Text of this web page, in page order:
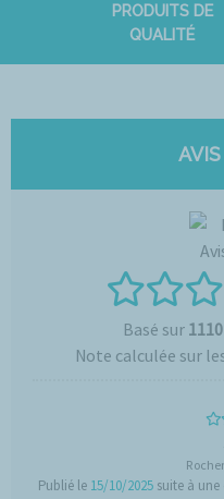
PRODUITS DE
QUALITÉ
Basé sur 1110
Note calculée sur
Publié le 15/10/2025suite à une